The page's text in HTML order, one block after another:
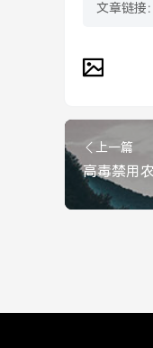
文章链接：
上一篇